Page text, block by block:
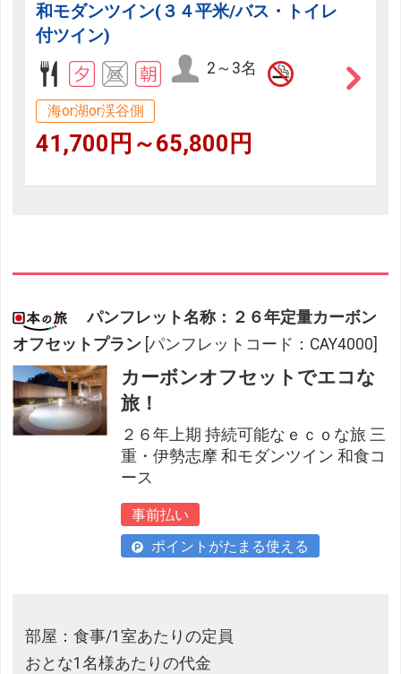
和モダンツイン(３４平米/バス・トイレ
付ツイン)
2～3名
海or湖or渓谷側
41,700円～65,800円
パンフレット名称：２６年定量カーボン
オフセットプラン [パンフレットコード：CAY4000]
カーボンオフセットでエコな
旅！
２６年上期 持続可能なｅｃｏな旅 三
重・伊勢志摩 和モダンツイン 和食コ
ース
事前払い
ポイントがたまる使える
部屋：食事/1室あたりの定員
おとな1名様あたりの代金